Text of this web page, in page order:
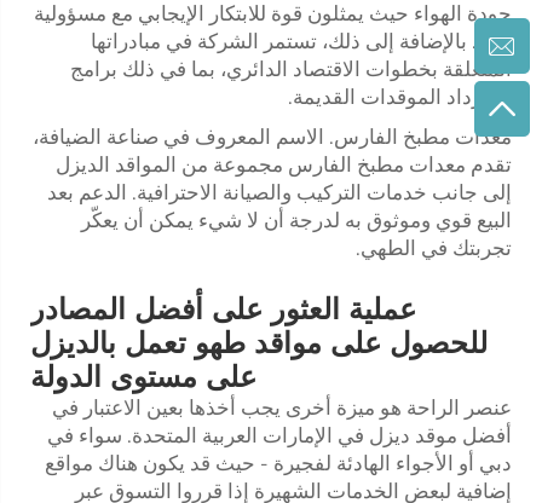
جودة الهواء حيث يمثلون قوة للابتكار الإيجابي مع مسؤولية
بيئية. بالإضافة إلى ذلك، تستمر الشركة في مبادراتها
المتعلقة بخطوات الاقتصاد الدائري، بما في ذلك برامج
استرداد الموقدات القديمة.
معدات مطبخ الفارس. الاسم المعروف في صناعة الضيافة،
تقدم معدات مطبخ الفارس مجموعة من المواقد الديزل
إلى جانب خدمات التركيب والصيانة الاحترافية. الدعم بعد
البيع قوي وموثوق به لدرجة أن لا شيء يمكن أن يعكّر
تجربتك في الطهي.
عملية العثور على أفضل المصادر
للحصول على مواقد طهو تعمل بالديزل
على مستوى الدولة
عنصر الراحة هو ميزة أخرى يجب أخذها بعين الاعتبار في
أفضل موقد ديزل في الإمارات العربية المتحدة. سواء في
دبي أو الأجواء الهادئة لفجيرة - حيث قد يكون هناك مواقع
إضافية لبعض الخدمات الشهيرة إذا قرروا التسوق عبر